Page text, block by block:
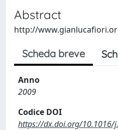
Abstract
http://
Scheda breve
Anno
2009
Codice DOI
https://dx.doi.org/10.1016/